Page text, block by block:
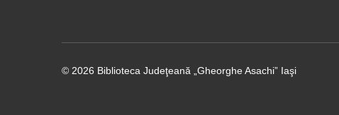
© 2026 Biblioteca Judeţeană „Gheorghe Asachi” Iaşi